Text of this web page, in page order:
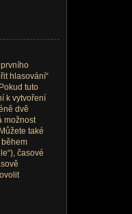
hlasování“
tuto
k vytvoření
dvě
možnost
také
během
časové